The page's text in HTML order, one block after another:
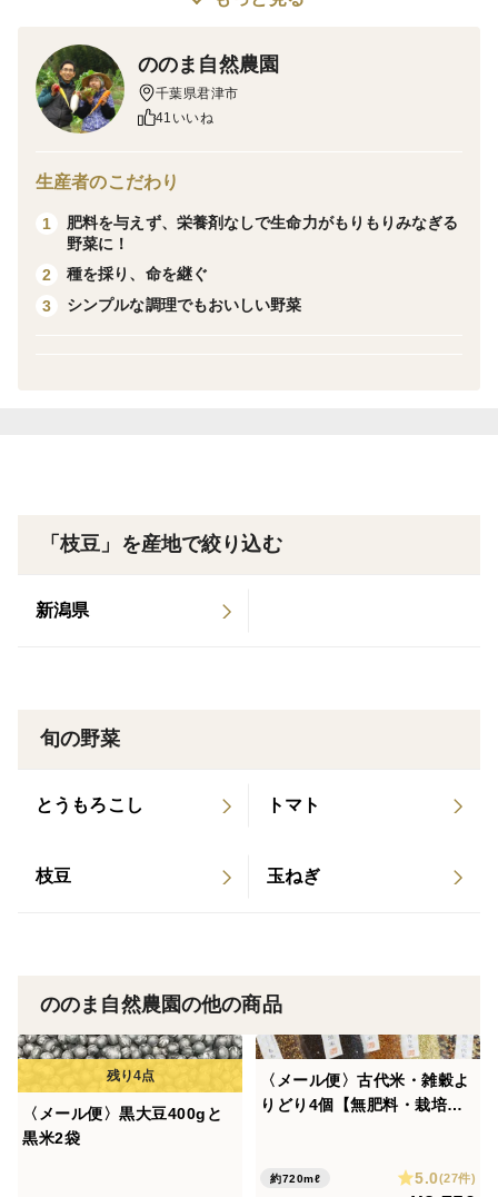
こちらは枝豆500g（枝無し）です。分量違いの商品
（500g,1kg,1.5kg,2kg）がありますのでご注意くださ
《枝豆の本当の旬は、秋》
枝豆といえば夏。
そんなイメージがありますが、本当は「枝豆の旬は秋」
ここ千葉県君津市、小糸地区においても、昔から育てら
その在来枝豆から種を採って、ののま自然農園で独自に
秋の夜長のビールのお供に。飲まない方はそのままもり
揉みする。
③水に塩を入れて沸かし、沸騰たら枝豆を塩ごと入れ、
2〜4分茹でる。
④茹でたてを食べる！
茹でた枝豆は冷凍保存もできます。
ののま自然農園
千葉県君津市
41いいね
生産者のこだわり
1
肥料を与えず、栄養剤なしで生命力がもりもりみなぎる
野菜に！
2
種を採り、命を継ぐ
3
シンプルな調理でもおいしい野菜
「枝豆」を産地で絞り込む
新潟県
旬の野菜
とうもろこし トマト
枝豆 玉ねぎ
ののま自然農園の他の商品
〈メール便〉黒大豆400gと
黒米2袋
〈メール便〉古代米・雑穀よ
りどり4個【無肥料・栽培期
約720mℓ 5.0(27件)